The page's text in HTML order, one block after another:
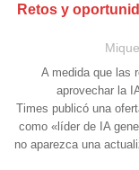
Retos y
A medida que las
aprovechar la
Times publicó una
como «líder de IA
no aparezca una